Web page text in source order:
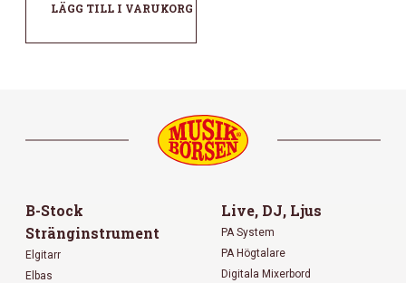
LÄGG TILL I VARUKORG
B-Stock
Stränginstrument
Elgitarr
Elbas
Live, DJ, Ljus
PA System
PA Högtalare
Digitala Mixerbord